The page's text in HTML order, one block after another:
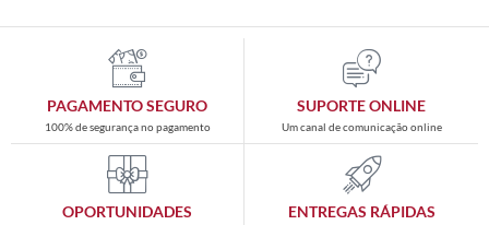
PAGAMENTO SEGURO
100% de segurança no pagamento
SUPORTE ONLINE
Um canal de comunicação online
OPORTUNIDADES ENTREGAS RÁPIDAS